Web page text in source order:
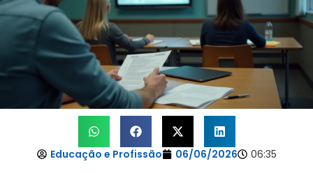
Educação e Profissão 06/06/2026 06:35